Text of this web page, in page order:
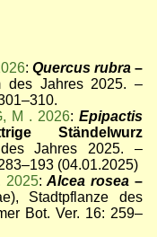
: Quercus rubra –
des Jahres 2025. –
M . 2026: Epipactis
Ständelwurz
des Jahres 2025. –
(04.01.2025)
2025:Alcea rosea–
Stadtpflanze des
Bot. Ver. 16: 259–